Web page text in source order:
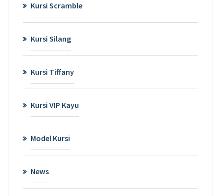
Kursi Scramble
Kursi Silang
Kursi Tiffany
Kursi VIP Kayu
Model Kursi
News